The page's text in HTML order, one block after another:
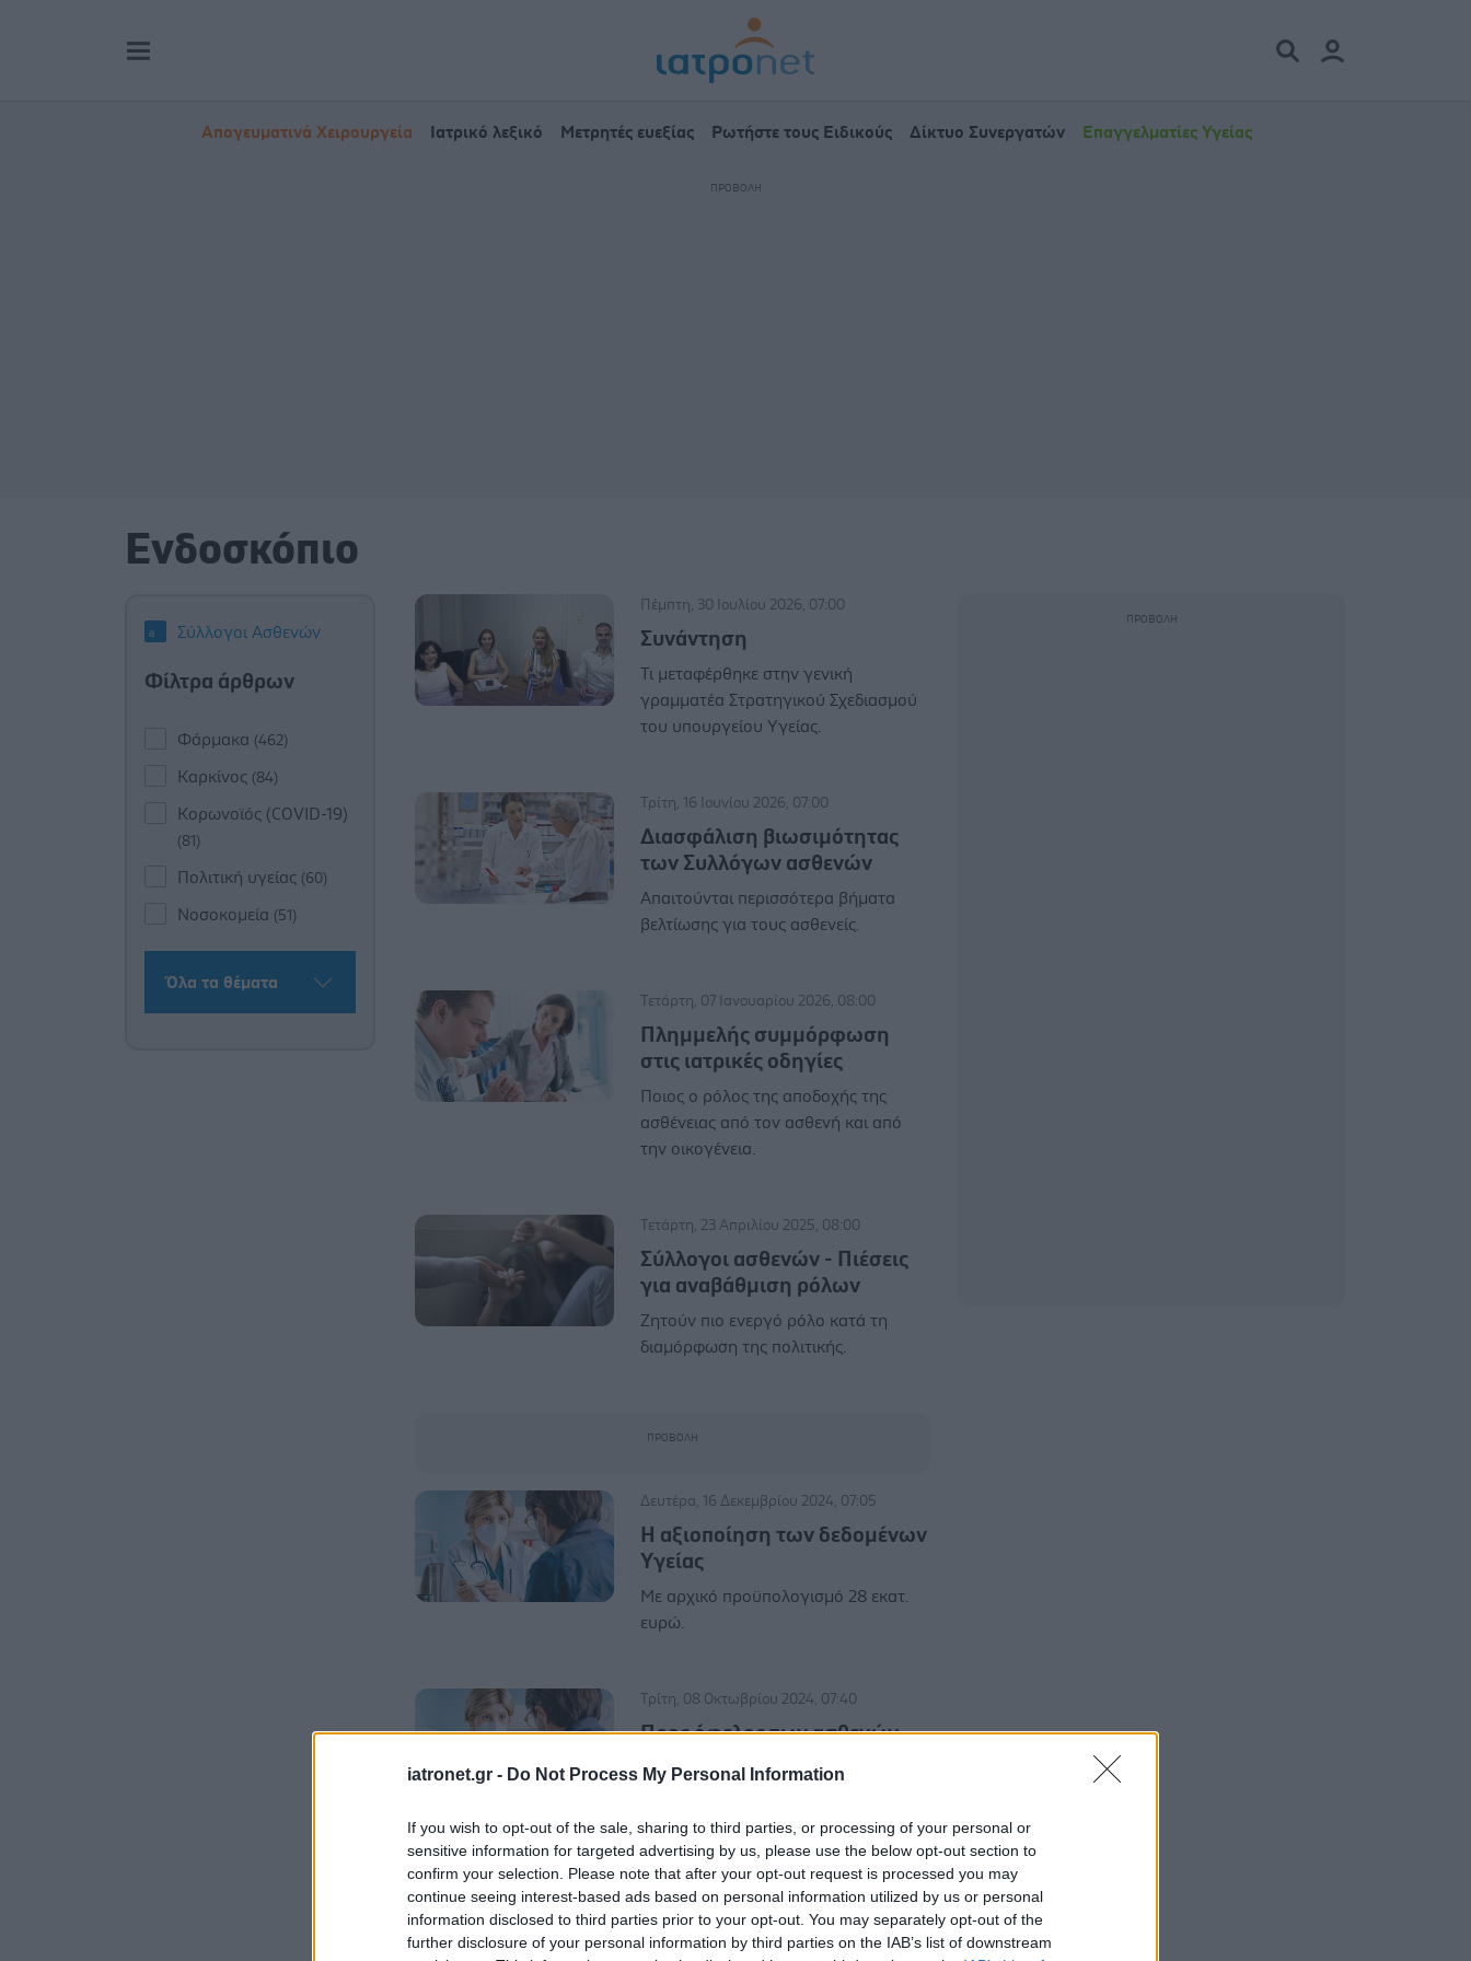
iatronet.gr - Do Not Process My Personal Information
If you wish to opt-out of the sale, sharing to third parties, or processing of your personal or
sensitive information for targeted advertising by us, please use the below opt-out section to
confirm your selection. Please note that after your opt-out request is processed you may
continue seeing interest-based ads based on personal information utilized by us or personal
information disclosed to third parties prior to your opt-out. You may separately opt-out of the
further disclosure of your personal information by third parties on the IAB’s list of downstream
Απογευματινά Χειρουργεία Ιατρικό λεξικό Μετρητές ευεξίας Ρωτήστε τους Ειδικούς Δίκτυο Συνεργατών Επαγγελματίες Υγείας
Ενδοσκόπιο
Σύλλογοι Ασθενών
Φίλτρα άρθρων
Φάρμακα (462)
Καρκίνος (84)
Κορωνοϊός (COVID-19)
(81)
Πολιτική υγείας (60)
Νοσοκομεία (51)
Όλα τα θέματα
Πέμπτη, 30 Ιουλίου 2026, 07:00
Συνάντηση
Τι μεταφέρθηκε στην γενική
γραμματέα Στρατηγικού Σχεδιασμού
του υπουργείου Υγείας.
Τρίτη, 16 Ιουνίου 2026, 07:00
Διασφάλιση βιωσιμότητας
των Συλλόγων ασθενών
Απαιτούνται περισσότερα βήματα
βελτίωσης για τους ασθενείς.
Τετάρτη, 07 Ιανουαρίου 2026, 08:00
Πλημμελής συμμόρφωση
στις ιατρικές οδηγίες
Ποιος ο ρόλος της αποδοχής της
ασθένειας από τον ασθενή και από
την οικογένεια.
Τετάρτη, 23 Απριλίου 2025, 08:00
Σύλλογοι ασθενών - Πιέσεις
για αναβάθμιση ρόλων
Ζητούν πιο ενεργό ρόλο κατά τη
διαμόρφωση της πολιτικής.
Δευτέρα, 16 Δεκεμβρίου 2024, 07:05
H αξιοποίηση των δεδομένων
Yγείας
Με αρχικό προϋπολογισμό 28 εκατ.
ευρώ.
Τρίτη, 08 Οκτωβρίου 2024, 07:40
Προς όφελος των ασθενών
Ερχονται δύο σημαντικοί οδηγοί
Παρασκευή, 30 Αυγούστου 2024, 12:05
Εποπτευόμενος φορέας του
υπουργείου Υγείας η Ένωση